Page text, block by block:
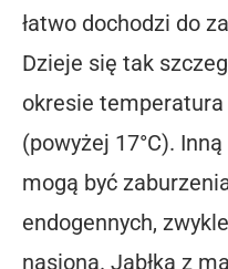
łatwo dochodzi do
Dzieje się tak
okresie
(powyżej 17°C).
mogą być
endogennych,
nasiona. Jabłka z